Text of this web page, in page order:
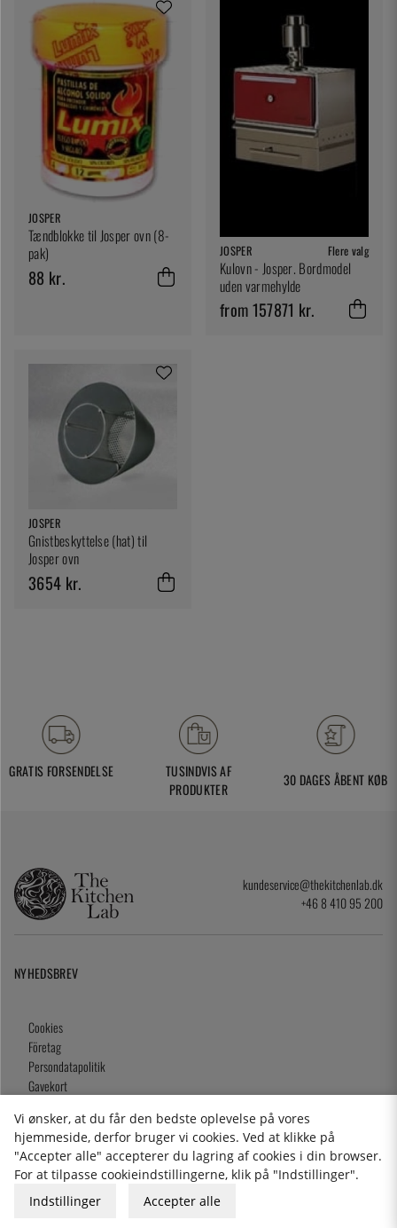
JOSPER
Tændblokke til Josper ovn (8-
pak)
88 kr.
JOSPER Flere valg
Kulovn - Josper. Bordmodel
uden varmehylde
from 157871 kr.
JOSPER
Gnistbeskyttelse (hat) til
Josper ovn
3654 kr.
GRATIS FORSENDELSE
TUSINDVIS AF
PRODUKTER
30 DAGES ÅBENT KØB
kundeservice@thekitchenlab.dk
+46 8 410 95 200
NYHEDSBREV
Cookies
Företag
Persondatapolitik
Gavekort
Julklappstips
Våra butiker
Vi ønsker, at du får den bedste oplevelse på vores
hjemmeside, derfor bruger vi cookies. Ved at klikke på
"Accepter alle" accepterer du lagring af cookies i din browser.
For at tilpasse cookieindstillingerne, klik på "Indstillinger".
Indstillinger
Accepter alle